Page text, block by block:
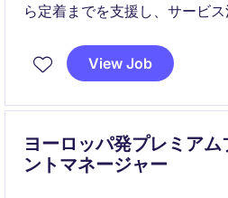
ら定着までを支援し、サービ
アカウントマネージャー
View Job
ヨーロッパ発プレミア
ントマネージャー